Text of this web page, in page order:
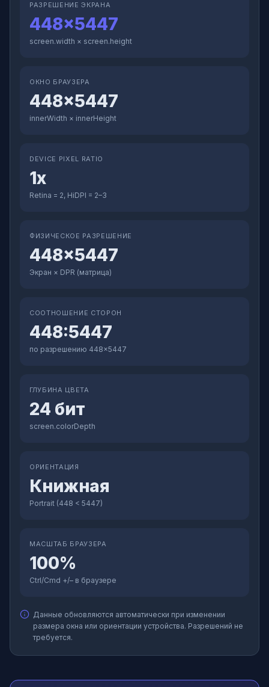
РАЗРЕШЕНИЕ ЭКРАНА
448×5447
screen.width × screen.height
ОКНО БРАУЗЕРА
448×5447
innerWidth × innerHeight
DEVICE PIXEL RATIO
1x
Retina = 2, HiDPI = 2–3
ФИЗИЧЕСКОЕ РАЗРЕШЕНИЕ
448×5447
Экран × DPR (матрица)
СООТНОШЕНИЕ СТОРОН
448:5447
по разрешению 448×5447
ГЛУБИНА ЦВЕТА
24 бит
screen.colorDepth
ОРИЕНТАЦИЯ
Книжная
Portrait (448 < 5447)
МАСШТАБ БРАУЗЕРА
100%
Ctrl/Cmd +/– в браузере
Данные обновляются автоматически при изменении
размера окна или ориентации устройства. Разрешений не
требуется.